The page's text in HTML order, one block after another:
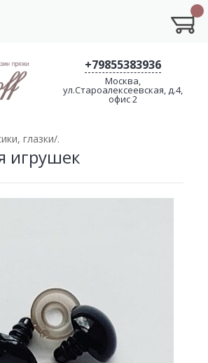
+79855383936
Москва,
ул.Староалексеевская, д.4,
офис 2
глазки/.
игрушек